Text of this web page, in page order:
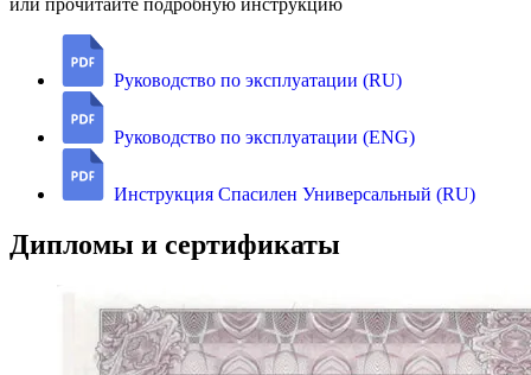
или прочитайте подробную инструкцию
Руководство по эксплуатации (RU)
Руководство по эксплуатации (ENG)
Инструкция Спасилен Универсальный (RU)
Дипломы и сертификаты